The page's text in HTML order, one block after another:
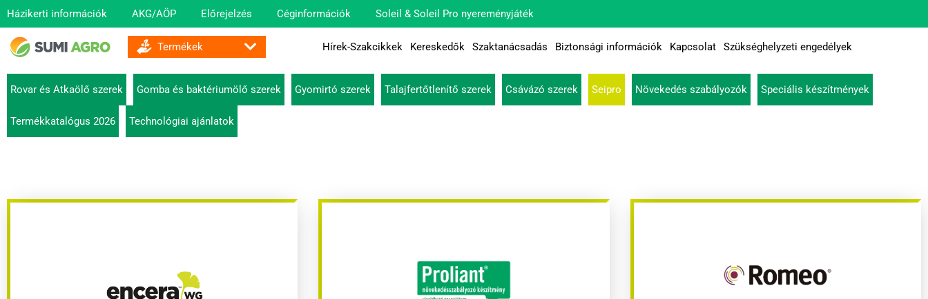
Házikerti információk AKG/AÖP Előrejelzés Céginformációk Soleil & Soleil Pro nyereményjáték
Hírek-Szakcikkek Kereskedők Szaktanácsadás Biztonsági információk Kapcsolat Szükséghelyzeti engedélyek
Rovar és Atkaölő szerek Gomba és baktériumölő szerek Gyomirtó szerek Talajfertőtlenítő szerek Csávázó szerek Seipro Növekedés szabályozók Speciális készítmények
Termékkatalógus 2026 Technológiai ajánlatok